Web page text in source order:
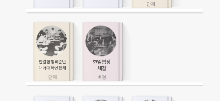
한일협정비준반
대각대학연합체
한일협정
체결